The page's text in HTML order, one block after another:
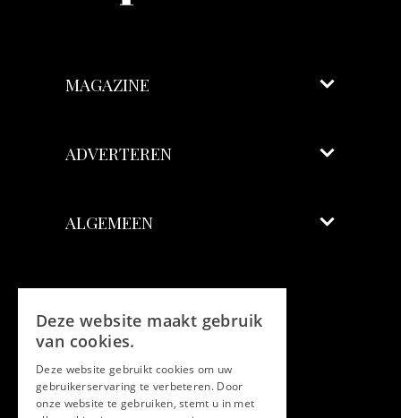
MAGAZINE
ADVERTEREN
ALGEMEEN
Facebook
Twitter
Deze website maakt gebruik
van cookies.
Deze website gebruikt cookies om uw
gebruikerservaring te verbeteren. Door
onze website te gebruiken, stemt u in met